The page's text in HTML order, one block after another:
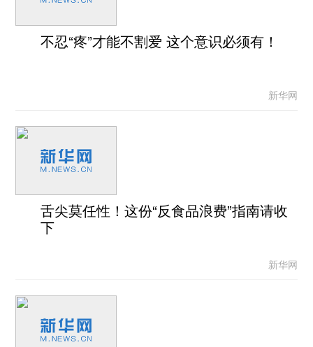
不忍“疼”才能不割爱 这个意识必须有！
新华网
舌尖莫任性！这份“反食品浪费”指南请收
下
新华网